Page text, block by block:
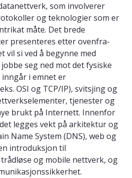
som involverer
og teknologier som er
måte. Det brede
presenteres etter ovenfra-
si ved å begynne med
seg ned mot det fysiske
inngår i emnet er
OSI og TCP/IP), svitsjing og
tjenester og
brukt på Internett. Innenfor
legges vekt på arkitektur og
Name System (DNS), web og
introduksjon til
og mobile nettverk, og